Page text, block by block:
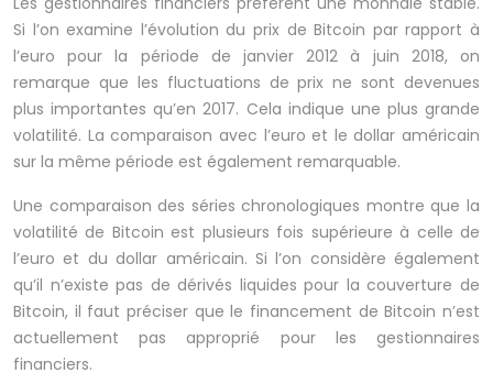
Si l’on examine l’évolution du prix de Bitcoin par rapport à
l’euro pour la période de janvier 2012 à juin 2018, on
remarque que les fluctuations de prix ne sont devenues
plus importantes qu’en 2017. Cela indique une plus grande
volatilité. La comparaison avec l’euro et le dollar américain
sur la même période est également remarquable.
Une comparaison des séries chronologiques montre que la
volatilité de Bitcoin est plusieurs fois supérieure à celle de
l’euro et du dollar américain. Si l’on considère également
qu’il n’existe pas de dérivés liquides pour la couverture de
Bitcoin, il faut préciser que le financement de Bitcoin n’est
actuellement pas approprié pour les gestionnaires
financiers.